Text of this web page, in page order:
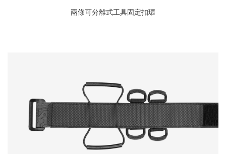
兩條可分離式工具固定扣環